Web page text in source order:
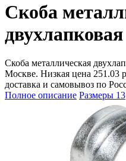
Скоба
Скоба металлическая
Москве. Низкая цена 251.03
доставка и самовывоз по
Полное описание Размеры 13